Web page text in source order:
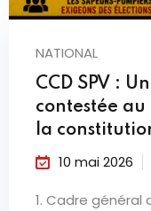
NATIONAL
CCD SPV :
contestée
la
10 mai 2026
1. Cadre général